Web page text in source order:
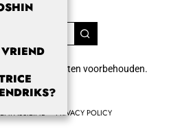
Alle rechten voorbehouden.
PRIVACY POLICY